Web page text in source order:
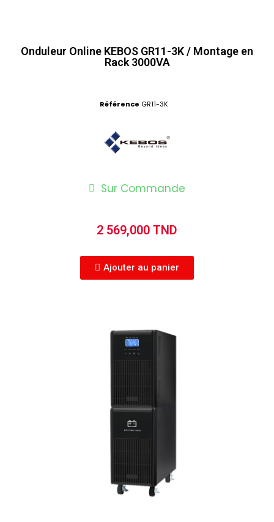
Onduleur Online KEBOS GR11-3K / Montage en
Rack 3000VA
Référence GR11-3K
Sur Commande
2 569,000 TND
Ajouter au panier